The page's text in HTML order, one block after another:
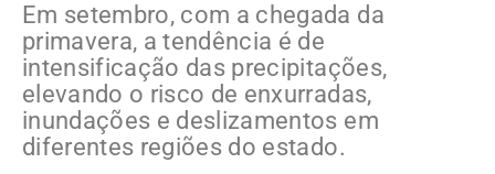
Em setembro, com a chegada da
primavera, a tendência é de
intensificação das precipitações,
elevando o risco de enxurradas,
inundações e deslizamentos em
diferentes regiões do estado.